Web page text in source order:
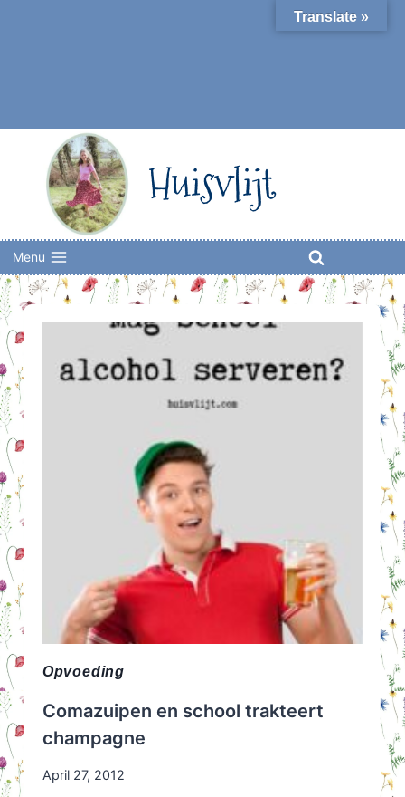
Huisvlijt
Menu
Opvoeding
Comazuipen en school trakteert
champagne
April 27, 2012
Translate »